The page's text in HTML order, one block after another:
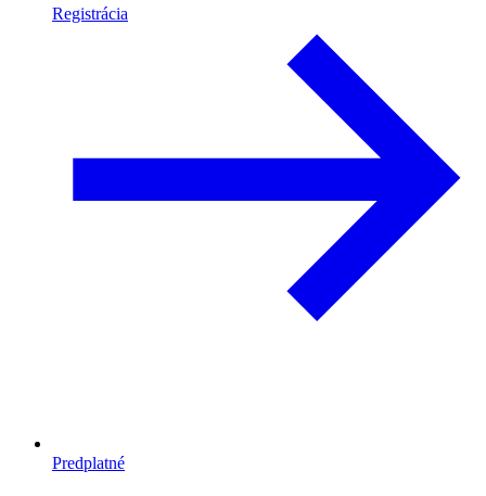
Registrácia
Predplatné